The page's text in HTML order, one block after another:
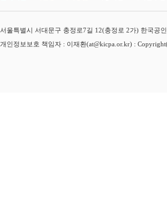
서울특별시 서대문구 충정로7길 12(충정로 2가) 한국공
개인정보보호 책임자 : 이재환(at@kicpa.or.kr) :